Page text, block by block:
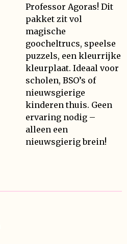
Professor Agoras! Dit
pakket zit vol
magische
goocheltrucs, speelse
puzzels, een kleurrijke
kleurplaat. Ideaal voor
scholen, BSO’s of
nieuwsgierige
kinderen thuis. Geen
ervaring nodig –
alleen een
nieuwsgierig brein!